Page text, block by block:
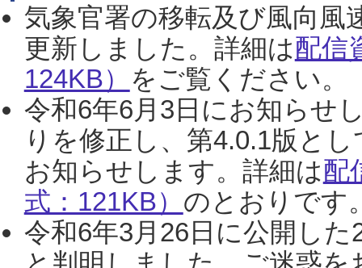
気象官署の移転及び風向風
更新しました。詳細は配信
124KB） をご覧ください。
令和6年6月3日にお知らせ
りを修正し、第4.0.1版と
お知らせします。詳細は配
式：121KB） のとおりです
令和6年3月26日に公開し